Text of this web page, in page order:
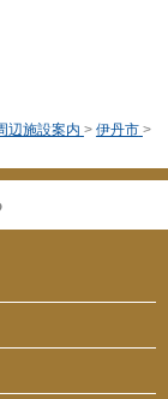
辺施設案内 > 伊丹市 >